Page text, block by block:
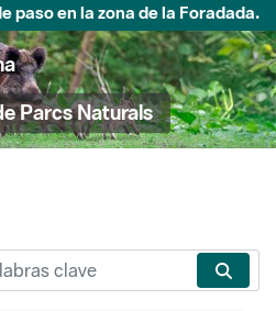
paso en la zona de la Foradada.
Parcs Naturals